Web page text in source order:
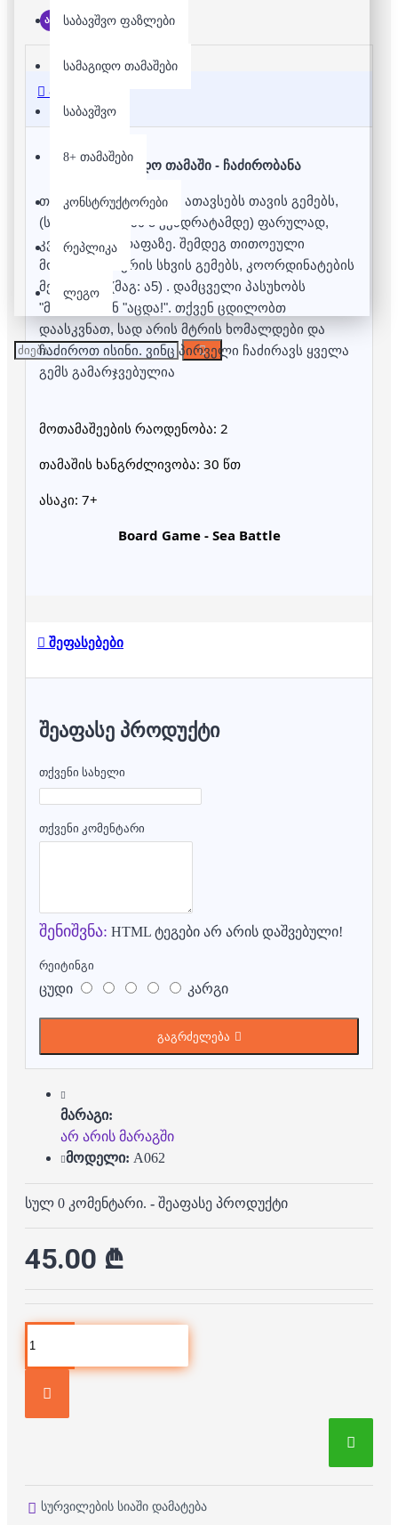
საბავშვო ფაზლები
სამაგიდო თამაშები
საბავშვო
8+ თამაშები
კონსტრუქტორები
რეპლიკა
ლეგო
არ არის მარაგში
აღწერა
სამაგიდო თამაში - ჩაძირობანა
თითოეული მოთამაშე ათავსებს თავის გემებს,
(სიგრძით 2 -დან 5 კვადრატამდე) ფარულად,
კვადრატულ დაფაზე. შემდეგ თითოეული
მოთამაშე ესვრის სხვის გემებს, კოორდინატების
მეშვეობით(მაგ: ა5) . დამცველი პასუხობს
"მოხვდა!" ან "აცდა!". თქვენ ცდილობთ
დაასკვნათ, სად არის მტრის ხომალდები და
ჩაძიროთ ისინი. ვინც პირველი ჩაძირავს ყველა
გემს გამარჯვებულია
მოთამაშეების რაოდენობა: 2
თამაშის ხანგრძლივობა: 30 წთ
ასაკი: 7+
Board Game - Sea Battle
შეფასებები
ᲨᲔᲐᲤᲐᲡᲔ ᲞᲠᲝᲓᲣᲥᲢᲘ
თქვენი სახელი
თქვენი კომენტარი
შენიშვნა: HTML ტეგები არ არის დაშვებული!
რეიტინგი
ცუდი კარგი
გაგრძელება
მარაგი:
არ არის მარაგში
მოდელი: A062
სულ 0 კომენტარი. - შეაფასე პროდუქტი
45.00 ₾
სურვილების სიაში დამატება